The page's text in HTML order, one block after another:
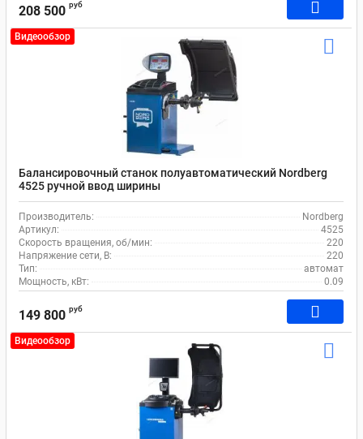
208 500 руб
Видеообзор
Балансировочный станок полуавтоматический Nordberg
4525 ручной ввод ширины
Производитель:
Nordberg
Артикул:
4525
Скорость вращения, об/мин:
220
Напряжение сети, В:
220
Тип:
автомат
Мощность, кВт:
0.09
149 800 руб
Видеообзор